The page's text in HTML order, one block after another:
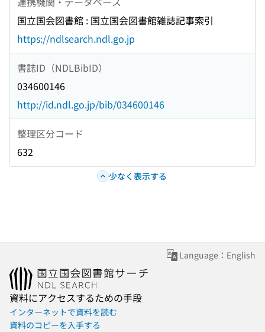
国立国会図書館 : 国立国会図書館雑誌記事索引
https://ndlsearch.ndl.go.jp
書誌ID（NDLBibID）
034600146
http://id.ndl.go.jp/bib/034600146
整理区分コード
632
少なく表示する
Language：English
資料にアクセスするための手段
インターネットで資料を読む
資料のコピーを入手する